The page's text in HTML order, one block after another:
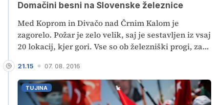
Domačini besni na Slovenske železnice
Med Koprom in Divačo nad Črnim Kalom je
zagorelo. Požar je zelo velik, saj je sestavljen iz vsaj
20 lokacij, kjer gori. Vse so ob železniški progi, zato
TUJINA
21.15 07. 08. 2016